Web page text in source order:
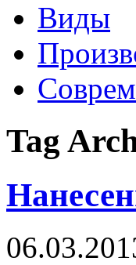
Виды
Tag